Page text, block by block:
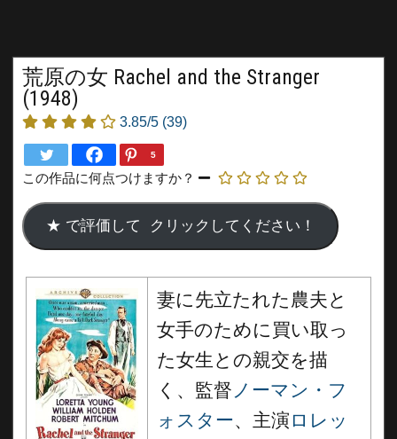
荒原の女 Rachel and the Stranger
(1948)
3.85/5 (39)
5
この作品に何点つけますか？
妻に先立たれた農夫と
女手のために買い取っ
た女生との親交を描
く、監督 ノーマン・フ
ォスター、主演 ロレッ